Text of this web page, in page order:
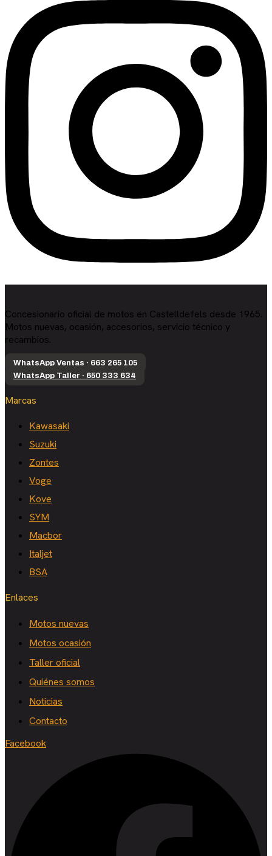
Concesionario oficial de motos en Castelldefels desde 1965.
Motos nuevas, ocasión, accesorios, servicio técnico y
recambios.
WhatsApp Ventas · 663 265 105
WhatsApp Taller · 650 333 634
Marcas
Kawasaki
Suzuki
Zontes
Voge
Kove
SYM
Macbor
Italjet
BSA
Enlaces
Motos nuevas
Motos ocasión
Taller oficial
Quiénes somos
Noticias
Contacto
Facebook